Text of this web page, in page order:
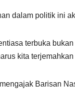
dalam politik ini
terbuka
kita terjemahkan
Barisan